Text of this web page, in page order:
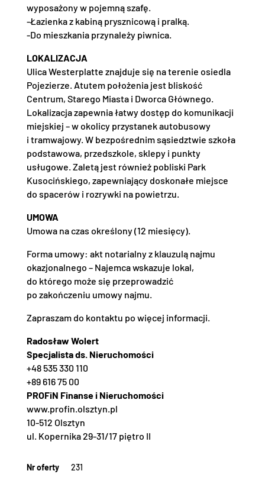
wyposażony w pojemną szafę.
-Łazienka z kabiną prysznicową i pralką.
-Do mieszkania przynależy piwnica.
LOKALIZACJA
Ulica Westerplatte znajduje się na terenie osiedla
Pojezierze. Atutem położenia jest bliskość
Centrum, Starego Miasta i Dworca Głównego.
Lokalizacja zapewnia łatwy dostęp do komunikacji
miejskiej – w okolicy przystanek autobusowy
i tramwajowy. W bezpośrednim sąsiedztwie szkoła
podstawowa, przedszkole, sklepy i punkty
usługowe. Zaletą jest również pobliski Park
Kusocińskiego, zapewniający doskonałe miejsce
do spacerów i rozrywki na powietrzu.
UMOWA
Umowa na czas określony (12 miesięcy).
Forma umowy: akt notarialny z klauzulą najmu
okazjonalnego – Najemca wskazuje lokal,
do którego może się przeprowadzić
po zakończeniu umowy najmu.
Zapraszam do kontaktu po więcej informacji.
Radosław Wolert
Specjalista ds. Nieruchomości
+48 535 330 110
+89 616 75 00
PROFiN Finanse i Nieruchomości
www.profin.olsztyn.pl
10-512 Olsztyn
ul. Kopernika 29-31/17 piętro II
Nr oferty 231